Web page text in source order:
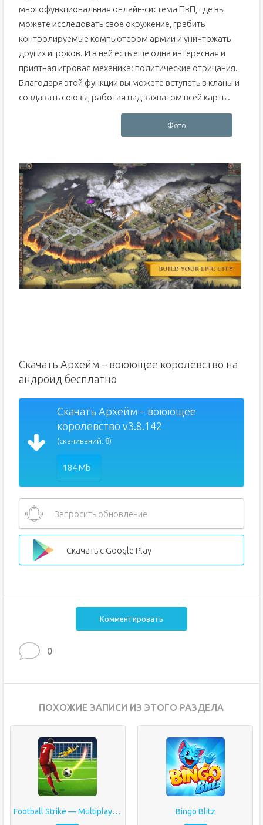
многофункциональная онлайн-система ПвП, где вы
можете исследовать свое окружение, грабить
контролируемые компьютером армии и уничтожать
других игроков. И в ней есть еще одна интересная и
приятная игровая механика: политические отрицания.
Благодаря этой функции вы можете вступать в кланы и
создавать союзы, работая над захватом всей карты.
Фото
Скачать Архейм – воюющее королевство на
андроид бесплатно
Скачать Архейм – воюющее
королевство v3.8.142
(скачиваний: 8)
184 Mb
Запросить обновление
Скачать с Google Play
Комментировать
0
ПОХОЖИЕ ЗАПИСИ ИЗ ЭТОГО РАЗДЕЛА
Football Strike — Multiplayer Soccer Bingo Blitz